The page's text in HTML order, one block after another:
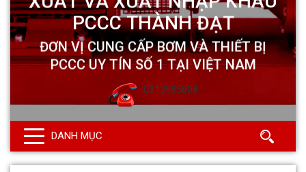
0913985808
DANH MỤC